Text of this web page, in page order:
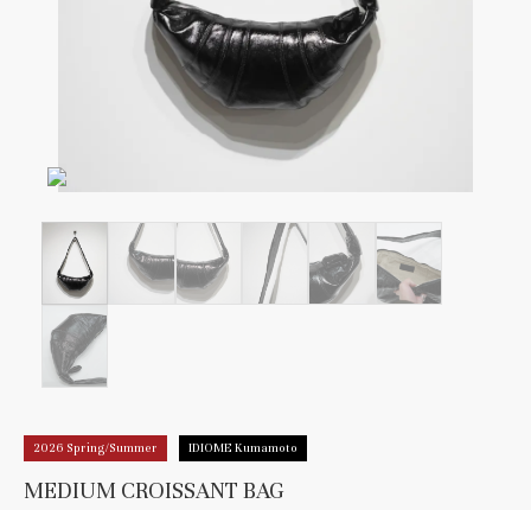
2026 Spring/Summer IDIOME Kumamoto
MEDIUM CROISSANT BAG